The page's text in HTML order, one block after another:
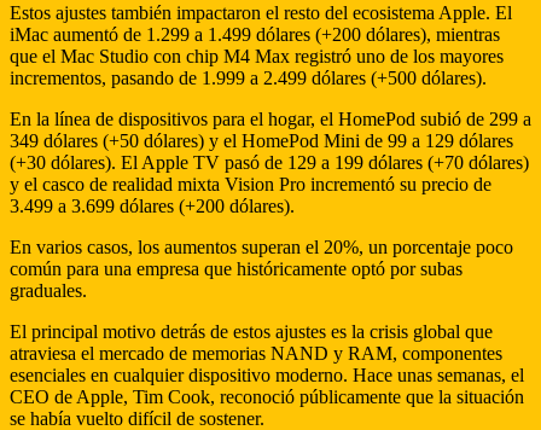
Estos ajustes también impactaron el resto del ecosistema Apple. El
iMac aumentó de 1.299 a 1.499 dólares (+200 dólares), mientras
que el Mac Studio con chip M4 Max registró uno de los mayores
incrementos, pasando de 1.999 a 2.499 dólares (+500 dólares).
En la línea de dispositivos para el hogar, el HomePod subió de 299 a
349 dólares (+50 dólares) y el HomePod Mini de 99 a 129 dólares
(+30 dólares). El Apple TV pasó de 129 a 199 dólares (+70 dólares)
y el casco de realidad mixta Vision Pro incrementó su precio de
3.499 a 3.699 dólares (+200 dólares).
En varios casos, los aumentos superan el 20%, un porcentaje poco
común para una empresa que históricamente optó por subas
graduales.
El principal motivo detrás de estos ajustes es la crisis global que
atraviesa el mercado de memorias NAND y RAM, componentes
esenciales en cualquier dispositivo moderno. Hace unas semanas, el
CEO de Apple, Tim Cook, reconoció públicamente que la situación
se había vuelto difícil de sostener.